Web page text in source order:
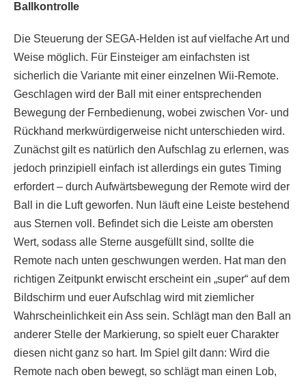
Ballkontrolle
Die Steuerung der SEGA-Helden ist auf vielfache Art und
Weise möglich. Für Einsteiger am einfachsten ist
sicherlich die Variante mit einer einzelnen Wii-Remote.
Geschlagen wird der Ball mit einer entsprechenden
Bewegung der Fernbedienung, wobei zwischen Vor- und
Rückhand merkwürdigerweise nicht unterschieden wird.
Zunächst gilt es natürlich den Aufschlag zu erlernen, was
jedoch prinzipiell einfach ist allerdings ein gutes Timing
erfordert – durch Aufwärtsbewegung der Remote wird der
Ball in die Luft geworfen. Nun läuft eine Leiste bestehend
aus Sternen voll. Befindet sich die Leiste am obersten
Wert, sodass alle Sterne ausgefüllt sind, sollte die
Remote nach unten geschwungen werden. Hat man den
richtigen Zeitpunkt erwischt erscheint ein „super“ auf dem
Bildschirm und euer Aufschlag wird mit ziemlicher
Wahrscheinlichkeit ein Ass sein. Schlägt man den Ball an
anderer Stelle der Markierung, so spielt euer Charakter
diesen nicht ganz so hart. Im Spiel gilt dann: Wird die
Remote nach oben bewegt, so schlägt man einen Lob,